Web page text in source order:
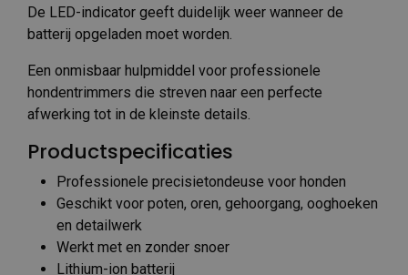
De LED-indicator geeft duidelijk weer wanneer de
batterij opgeladen moet worden.
Een onmisbaar hulpmiddel voor professionele
hondentrimmers die streven naar een perfecte
afwerking tot in de kleinste details.
Productspecificaties
Professionele precisietondeuse voor honden
Geschikt voor poten, oren, gehoorgang, ooghoeken
en detailwerk
Werkt met en zonder snoer
Lithium-ion batterij